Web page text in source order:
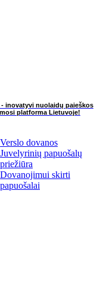
- inovatyvi nuolaidų paieškos
platforma Lietuvoje!
Verslo dovanos
Juvelyrinių papuošalų
priežiūra
Dovanojimui skirti
papuošalai